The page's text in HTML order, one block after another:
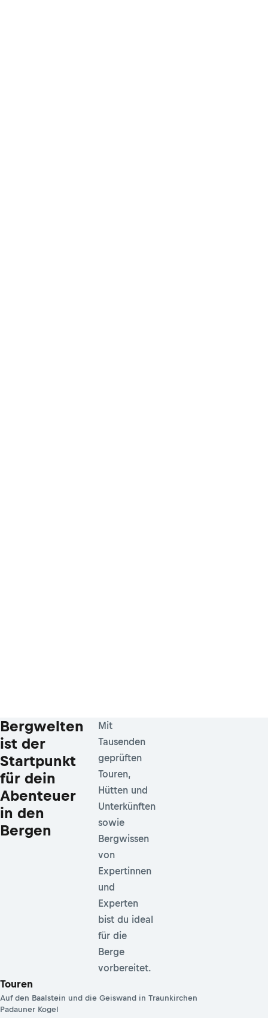
Bergwelten
ist der
Startpunkt
für dein
Abenteuer
in den
Bergen
Mit
Tausenden
geprüften
Touren,
Hütten und
Unterkünften
sowie
Bergwissen
von
Expertinnen
und
Experten
bist du ideal
für die
Berge
vorbereitet.
Touren
Auf den Baalstein und die Geiswand in Traunkirchen
Padauner Kogel